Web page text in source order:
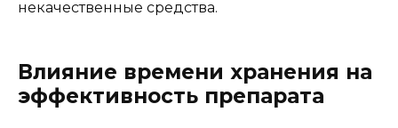
некачественные средства.
Влияние времени хранения на
эффективность препарата